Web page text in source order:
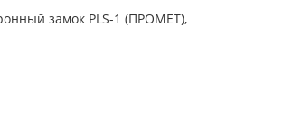
замок PLS-1 (ПРОМЕТ),